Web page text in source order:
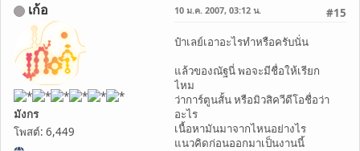
เก้อ
มังกร
โพสต์: 6,449
#15
10 ม.ค. 2007, 03:12 น.
ป๋าเลย์เอาอะไรทำหรือครับนั่น
แล้วของณัฐนี่ พอจะมีชื่อให้เรียก
ไหม
ว่าการ์ตูนสั้น หรือมิวสิควีดีโอชื่อว่า
อะไร
เนื้อหามันมาจากไหนอย่างไร
แนวคิดก่อนออกมาเป็นงานนี้